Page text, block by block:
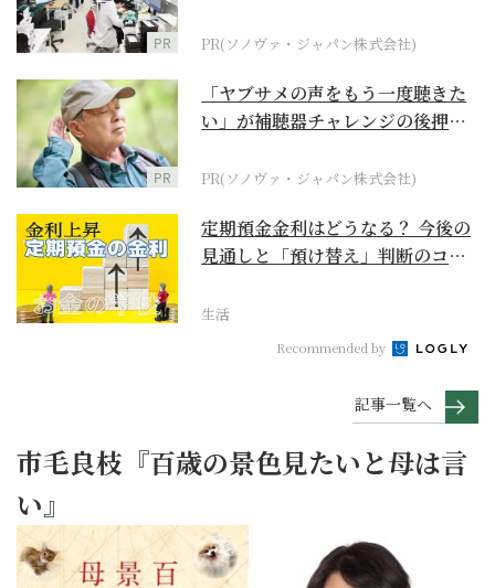
PR PR(ソノヴァ・ジャパン株式会社)
PR
「ヤブサメの声をもう一度聴きた
い」が補聴器チャレンジの後押し
PR(ソノヴァ・ジャパン株式会社)
定期預金金利はどうなる？ 今後の
見通しと「預け替え」判断のコツ
生活
Recommended by
記事一覧へ
市毛良枝『百歳の景色見たいと母は言
い』